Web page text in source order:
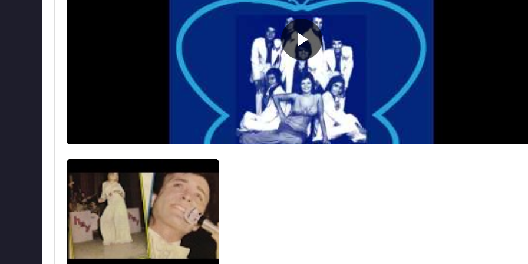
1976 yılında Avrupa turnesinin son gününde,Köln'deki konserlerinin hemen ardından bir arkadaşının
devam eden stüdyosunu ziyaret etti. Sırf eğlence olsun diye ve yeni stüdyo ekipmanlarını test etmek için
şarkı kaydetmeye karar verdiler. 8 kanallı bir mikser, birkaç mikrofon ve makaradan makaraya bant
kullanılarak yapılan, çok basit, tek çekimli bir kayıttı. Ortaya ise wah-fuzz gitar, flüt, ağır davullar,
erkek/kadın vokaller eşliğinde Anadolu psych-funk'ının muhteşem bir örneği çıktı. Köln Session longplay
Beyaz Kelebekler gurubunun Kurucu Üyeleri
Rıfat Eke(1963-1970)
Altan Eke(1963-1970)
Ender Akacan(1963-1980)
Behzat Kutlubağ (1963-1970)
Bülent Ortaç
(1963-1980)
Sonradan Katılan Üyeler: